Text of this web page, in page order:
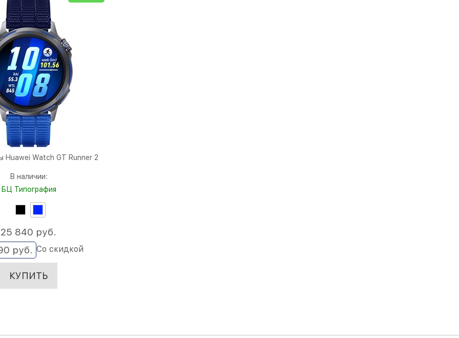
Huawei Watch GT Runner 2
В наличии:
БЦ Типография
руб. Со скидкой
25 840 руб.
КУПИТЬ